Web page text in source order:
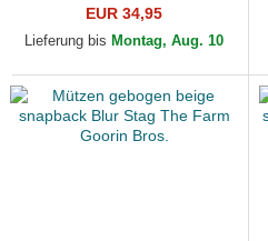
Cat Mini The Farm Goorin
Bros.
EUR 34,95
Lieferung bis Montag, Aug. 10